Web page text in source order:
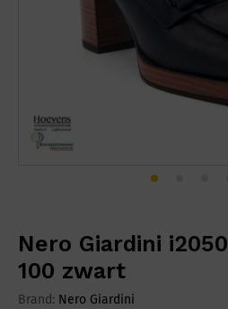
Nero Giardini
100 zwart
Brand: Nero Giardini